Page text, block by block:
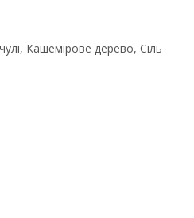
Кашемірове дерево, Сіль